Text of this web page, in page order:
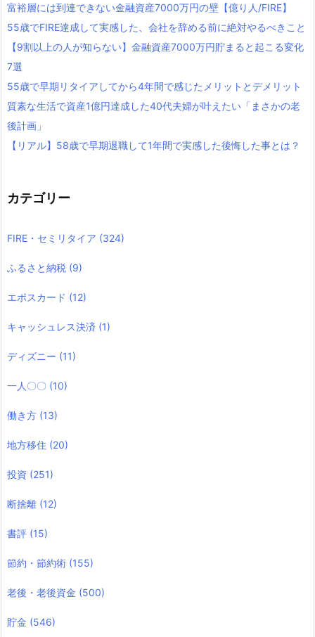
富裕層には到達できない金融資産7000万円の壁【億り人/FIRE】
55歳でFIRE達成して実感した、会社を辞める前に絶対やるべきこと
【9割以上の人が知らない】金融資産7000万円貯まると起こる変化
7選
55歳で早期リタイアしてから4年間で感じたメリットとデメリット
質素な生活で資産1億円達成した40代夫婦が叶えたい「まさかの老
後計画」
【リアル】58歳で早期退職して1年間で実感した後悔した事とは？
カテゴリー
FIRE・セミリタイア (324)
ふるさと納税 (9)
エポスカード (12)
キャッシュレス決済 (1)
ディズニー (11)
一人〇〇 (10)
働き方 (13)
地方移住 (20)
投資 (251)
断捨離 (12)
書評 (15)
節約・節約術 (155)
老後・老後資金 (500)
貯金 (546)